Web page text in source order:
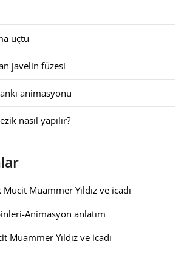
uçtu
javelin füzesi
animasyonu
nasıl yapılır?
Mucit Muammer Yıldız ve icadı
Animasyon anlatım
Muammer Yıldız ve icadı